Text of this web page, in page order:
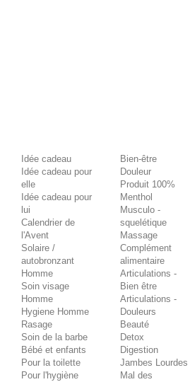
Idée cadeau
Idée cadeau pour
elle
Idée cadeau pour
lui
Calendrier de
l'Avent
Solaire /
autobronzant
Homme
Soin visage
Homme
Hygiene Homme
Rasage
Soin de la barbe
Bébé et enfants
Pour la toilette
Pour l'hygiène
Bien-être
Douleur
Produit 100%
Menthol
Musculo -
squelétique
Massage
Complément
alimentaire
Articulations -
Bien être
Articulations -
Douleurs
Beauté
Detox
Digestion
Jambes Lourdes
Mal des